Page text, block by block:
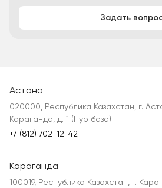
Задать
Астана
020000, Республика Казахстан, г.
Караганда, д. 1 (Нур база)
+7 (812) 702-12-42
Караганда
100019, Республика Казахстан, г.